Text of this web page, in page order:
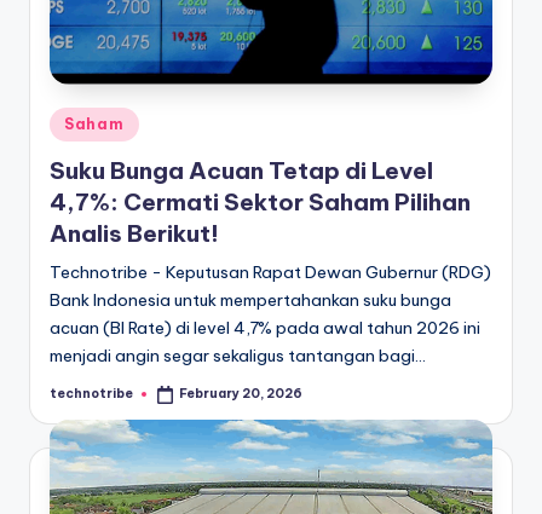
m
In
d
o
n
si
a
k
t
u
ekonomi
Indonesia
secara
cepat,
akurat,
dan
terpercaya.
Posted
in
Saham
Suku Bunga Acuan Tetap di Level
4,7%: Cermati Sektor Saham Pilihan
Analis Berikut!
Technotribe - Keputusan Rapat Dewan Gubernur (RDG)
Bank Indonesia untuk mempertahankan suku bunga
acuan (BI Rate) di level 4,7% pada awal tahun 2026 ini
menjadi angin segar sekaligus tantangan bagi…
Posted
technotribe February 20, 2026